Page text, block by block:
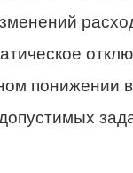
понижении